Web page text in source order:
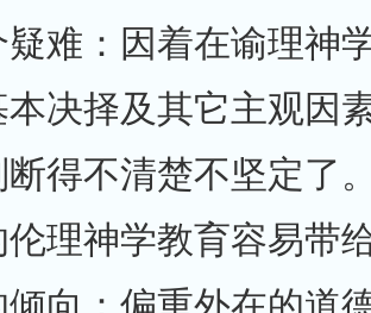
疑难：因着在谕理神
决择及其它主观因
得不清楚不坚定了
理神学教育容易带
倾向：偏重外在的道